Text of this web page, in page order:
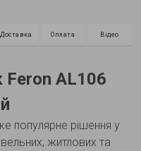
Доставка Оплата Відео
Feron AL106
популярне рішення у
житлових та